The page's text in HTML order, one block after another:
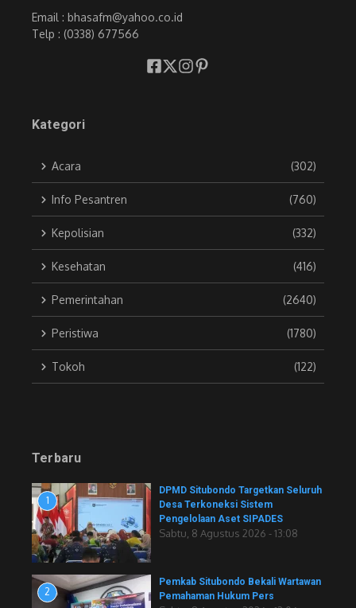
Email : bhasafm@yahoo.co.id
Telp : (0338) 677566
Kategori
Acara (302)
Info Pesantren (760)
Kepolisian (332)
Kesehatan (416)
Pemerintahan (2640)
Peristiwa (1780)
Tokoh (122)
Terbaru
1
DPMD Situbondo Targetkan Seluruh
Desa Terkoneksi Sistem
Pengelolaan Aset SIPADES
Sabtu, 8 Agustus 2026 - 13:08
2
Pemkab Situbondo Bekali Wartawan
Pemahaman Hukum Pers